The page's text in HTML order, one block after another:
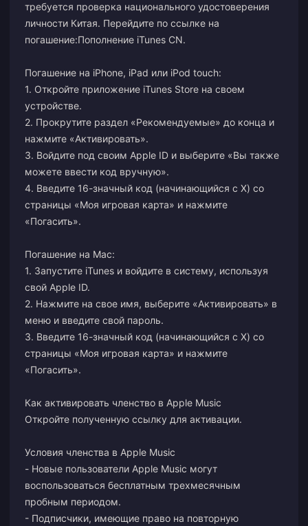
требуется проверка национального удостоверения
личности Китая. Перейдите по ссылке на
погашение:Пополнение iTunes CN.
Погашение на iPhone, iPad или iPod touch:
1. Откройте приложение iTunes Store на своем
устройстве.
2. Прокрутите раздел «Рекомендуемые» до конца и
нажмите «Активировать».
3. Войдите под своим Apple ID и выберите «Вы также
можете ввести код вручную».
4. Введите 16-значный код (начинающийся с X) со
страницы «Моя игровая карта» и нажмите
«Погасить».
Погашение на Mac:
1. Запустите iTunes и войдите в систему, используя
свой Apple ID.
2. Нажмите на свое имя, выберите «Активировать» в
меню и введите свой пароль.
3. Введите 16-значный код (начинающийся с X) со
страницы «Моя игровая карта» и нажмите
«Погасить».
Как активировать членство в Apple Music
Откройте полученную ссылку для активации.
Условия членства в Apple Music
- Новые пользователи Apple Music могут
воспользоваться бесплатным трехмесячным
пробным периодом.
- Подписчики, имеющие право на повторную